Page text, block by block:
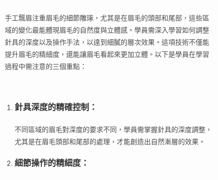
手工飄眉注重眉毛的細節雕琢，尤其是在眉毛的頭部和尾部，這些區
域的變化最能體現眉毛的自然度與立體感。學員需深入學習如何調整
針具的深度以及操作手法，以達到細膩的層次效果。這項技術不僅能
提升眉毛的精細度，還能讓眉毛看起來更加立體。以下是學員在學習
過程中需注意的三個重點：
針具深度的精確控制 ：
不同區域的眉毛對深度的要求不同，學員需掌握針具的深度調整，
尤其是在眉毛頭部和尾部的處理，才能創造出自然漸層的效果。
細節操作的精細度 ：